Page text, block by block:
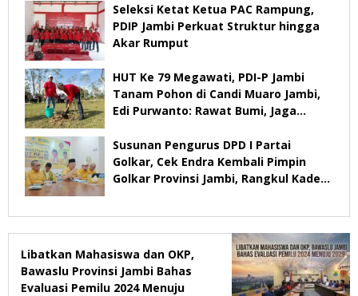
Seleksi Ketat Ketua PAC Rampung,
PDIP Jambi Perkuat Struktur hingga
Akar Rumput
HUT Ke 79 Megawati, PDI-P Jambi
Tanam Pohon di Candi Muaro Jambi,
Edi Purwanto: Rawat Bumi, Jaga
Susunan Pengurus DPD I Partai
Golkar, Cek Endra Kembali Pimpin
Golkar Provinsi Jambi, Rangkul Kader
Libatkan Mahasiswa dan OKP,
Bawaslu Provinsi Jambi Bahas
Evaluasi Pemilu 2024 Menuju